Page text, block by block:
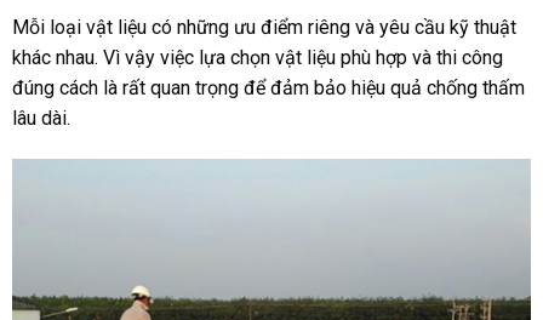
Mỗi loại vật liệu có những ưu điểm riêng và yêu cầu kỹ thuật
khác nhau. Vì vậy việc lựa chọn vật liệu phù hợp và thi công
đúng cách là rất quan trọng để đảm bảo hiệu quả chống thấm
lâu dài.